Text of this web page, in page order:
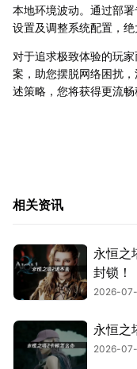
本地环境波动。通过部
设置及调整系统配置，绝
对于追求极致体验的玩
案，助您摆脱网络困扰
述策略，您将获得更流畅
相关资讯
永恒之
封锁！
2026-
永恒之
2026-